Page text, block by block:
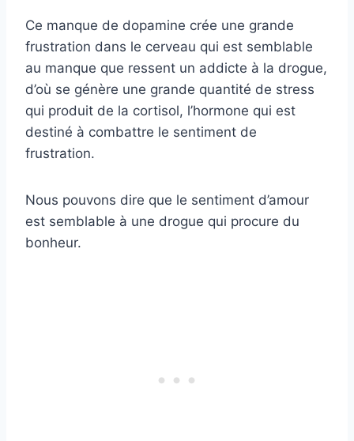
Ce manque de dopamine crée une grande
frustration dans le cerveau qui est semblable
au manque que ressent un addicte à la drogue,
d’où se génère une grande quantité de stress
qui produit de la cortisol, l’hormone qui est
destiné à combattre le sentiment de
frustration.
Nous pouvons dire que le sentiment d’amour
est semblable à une drogue qui procure du
bonheur.